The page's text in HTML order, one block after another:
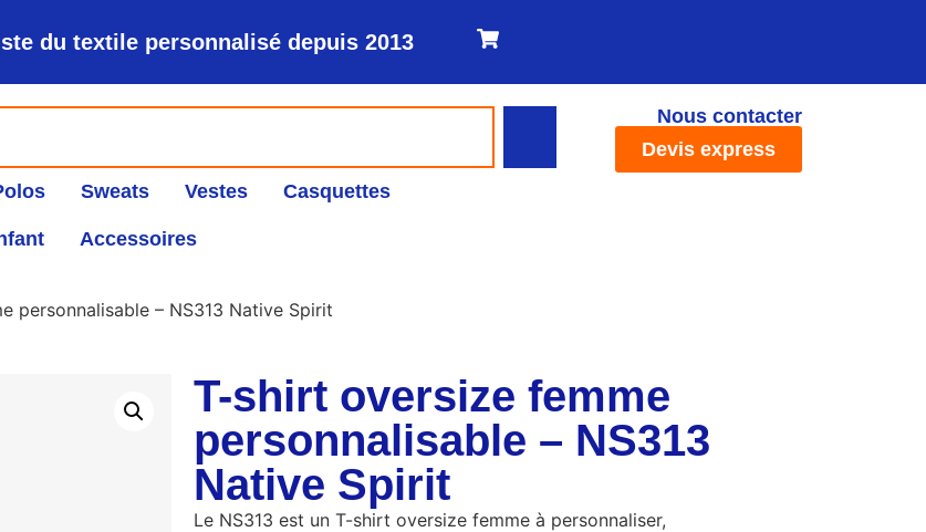
du textile personnalisé depuis 2013
Sweats Vestes Casquettes
Accessoires
Nous contacter
Devis express
personnalisable – NS313 Native Spirit
T-shirt oversize femme
personnalisable – NS313
Native Spirit
Le NS313 est un T-shirt oversize femme à personnaliser,